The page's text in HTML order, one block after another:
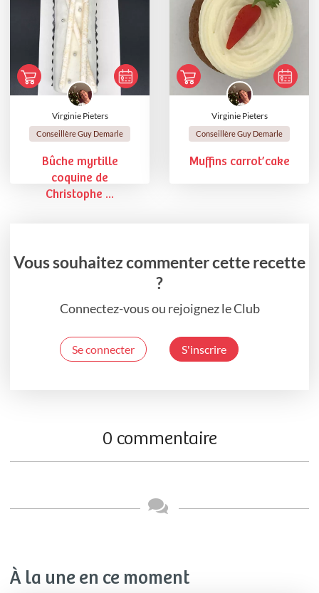
Virginie Pieters
Conseillère Guy Demarle
Bûche myrtille
coquine de
Christophe ...
Virginie Pieters
Conseillère Guy Demarle
Muffins carrot’cake
Vous souhaitez commenter cette recette
?
Connectez-vous ou rejoignez le Club
Se connecter S'inscrire
0 commentaire
À la une en ce moment